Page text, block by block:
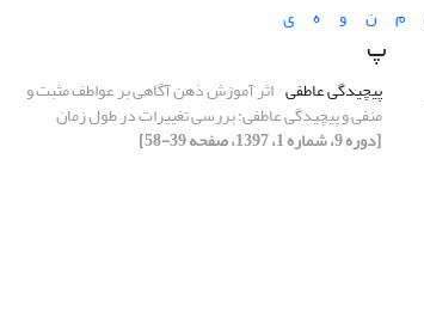
م ن و ه ی
پ
پیچیدگی عاطفی اثر آموزش ذهن آگاهی بر عواطف مثبت و
منفی و پیچیدگی عاطفی: بررسی تغییرات در طول زمان
[دوره 9، شماره 1، 1397، صفحه 39-58]